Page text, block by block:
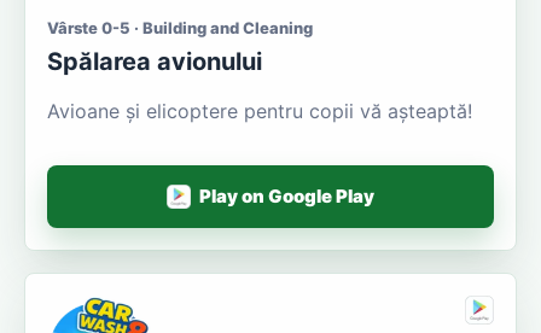
Vârste 0-5 · Building and Cleaning
Spălarea avionului
Avioane și elicoptere pentru copii vă așteaptă!
Play on Google Play